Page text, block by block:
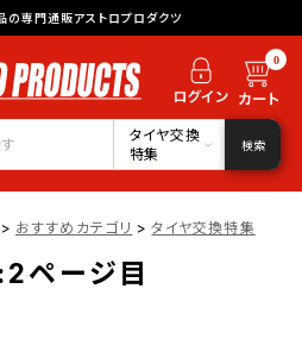
の専門通販アストロプロダクツ
0
タイヤ交換
特集
検索
> おすすめカテゴリ > タイヤ交換特集
ページ目